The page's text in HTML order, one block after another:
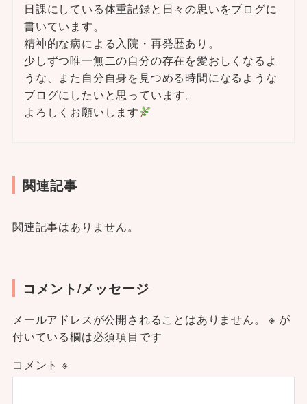
日課にしている体重記録と日々の思いをブログに
書いています。
精神的な病による入院・再発歴あり。
少しずつ唯一無二の自分の存在を愛おしくなるよ
うな、また自分自身を見つめる時間になるような
ブログにしたいと思っています。
よろしくお願いします
関連記事
関連記事はありません。
コメント/メッセージ
メールアドレスが公開されることはありません。 ※ が
付いている欄は必須項目です
コメント ※